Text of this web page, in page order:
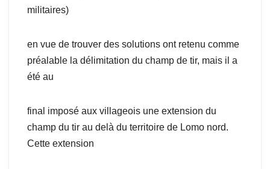
militaires)
en vue de trouver des solutions ont retenu comme
préalable la délimitation du champ de tir, mais il a
été au
final imposé aux villageois une extension du
champ du tir au delà du territoire de Lomo nord.
Cette extension